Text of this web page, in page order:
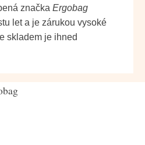
značka Ergobag
let a je zárukou vysoké
skladem je ihned